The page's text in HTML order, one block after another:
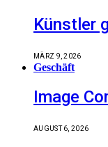
Künstler
MÄRZ 9, 2026
Geschäft
Image
AUGUST 6, 2026